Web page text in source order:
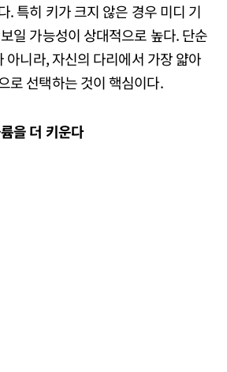
. 특히 키가 크지 않은 경우 미디 기
일 가능성이 상대적으로 높다. 단순
아니라, 자신의 다리에서 가장 얇아
로 선택하는 것이 핵심이다.
을더 키운다